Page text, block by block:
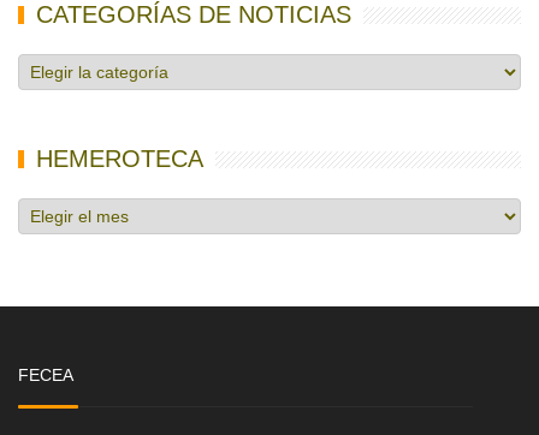
CATEGORÍAS DE NOTICIAS
Categorías
de
HEMEROTECA
Hemeroteca
FECEA